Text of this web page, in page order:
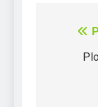
Điều
hướng